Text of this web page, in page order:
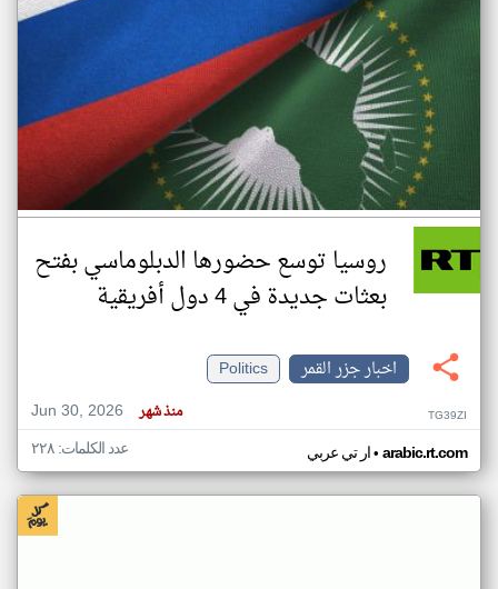
روسيا توسع حضورها الدبلوماسي بفتح
بعثات جديدة في 4 دول أفريقية
اخبار جزر القمر
Politics
Jun 30, 2026
منذ شهر TG39ZI
ار تي عربي• arabic.rt.com عدد الكلمات: ٢٢٨